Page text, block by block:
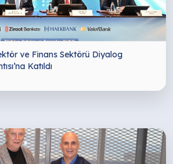
ve Finans Sektörü Diyalog
Katıldı